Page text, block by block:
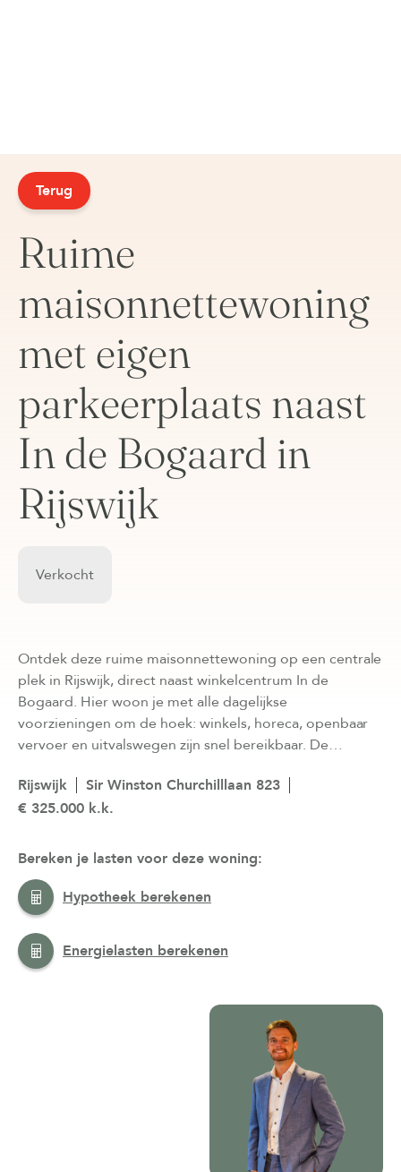
Terug
Ruime
maisonnettewoning
met eigen
parkeerplaats naast
In de Bogaard in
Rijswijk
Verkocht
Ontdek deze ruime maisonnettewoning op een centrale
plek in Rijswijk, direct naast winkelcentrum In de
Bogaard. Hier woon je met alle dagelijkse
voorzieningen om de hoek: winkels, horeca, openbaar
vervoer en uitvalswegen zijn snel bereikbaar. De…
Rijswijk
Sir Winston Churchilllaan 823
€ 325.000 k.k.
Bereken je lasten voor deze woning:
Hypotheek berekenen
Energielasten berekenen